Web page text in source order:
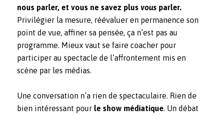
nous parler, et vous ne savez plus vous parler.
Privilégier la mesure, réévaluer en permanence son
point de vue, affiner sa pensée, ça n’est pas au
programme. Mieux vaut se faire coacher pour
participer au spectacle de l’affrontement mis en
scène par les médias.
Une conversation n’a rien de spectaculaire. Rien de
bien intéressant pour le show médiatique. Un débat